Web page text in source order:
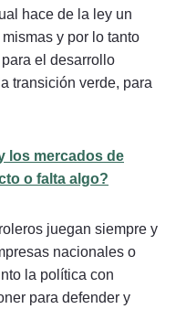
hace de la ley un
y por lo tanto
el desarrollo
transición verde, para
los mercados de
o falta algo?
juegan siempre y
nacionales o
la política con
para defender y